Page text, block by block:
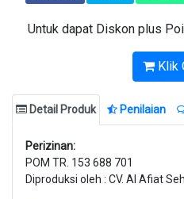
Untuk dapat Diskon plus
Klik
Detail Produk Penilaian
Perizinan:
POM TR. 153 688 701
Diproduksi oleh : CV. Al Afiat